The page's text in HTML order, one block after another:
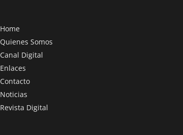
Home
Quienes Somos
Canal Digital
Enlaces
Contacto
Noticias
Revista Digital